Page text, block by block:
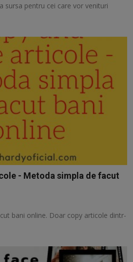
sursa pentru cei care vor venituri
- Metoda simpla de facut
bani online. Doar copy articole dintr-